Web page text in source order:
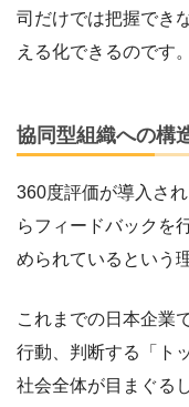
司だけでは把握でき
える化できるのです。
協同型組織への構
360度評価が導入さ
らフィードバックを
められているという
これまでの日本企業
行動、判断する「ト
社会全体が目まぐる